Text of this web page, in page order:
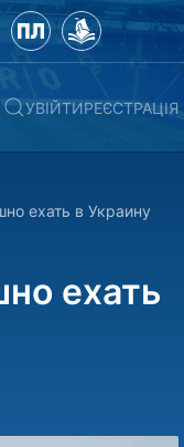
УВІЙТИРЕЄСТРАЦІЯ
ехать в Украину
ехать